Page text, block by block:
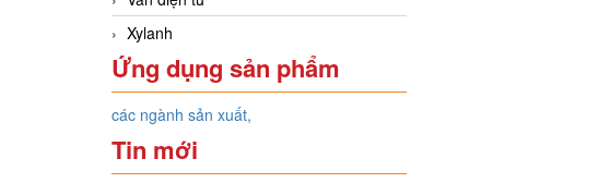
Xylanh
Ứng dụng sản phẩm
các ngành sản xuất,
Tin mới